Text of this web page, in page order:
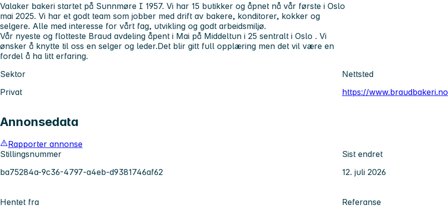
Valaker bakeri startet på Sunnmøre I 1957. Vi har 15 butikker og åpnet nå vår første i Oslo
mai 2025. Vi har et godt team som jobber med drift av bakere, konditorer, kokker og
selgere. Alle med interesse for vårt fag, utvikling og godt arbeidsmiljø.
Vår nyeste og flotteste Braud avdeling åpent i Mai på Middeltun i 25 sentralt i Oslo . Vi
ønsker å knytte til oss en selger og leder.Det blir gitt full opplæring men det vil være en
fordel å ha litt erfaring.
Sektor
Privat
Nettsted
https://
Annonsedata
Rapporter annonse
Stillingsnummer
ba75284a-9c36-4797-a4eb-d9381746af62
Sist endret
12. juli 2026
Hentet fra
Referanse